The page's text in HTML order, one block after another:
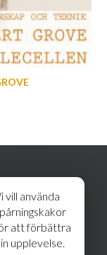
vill använda
att förbättra
upplevelse.
AB